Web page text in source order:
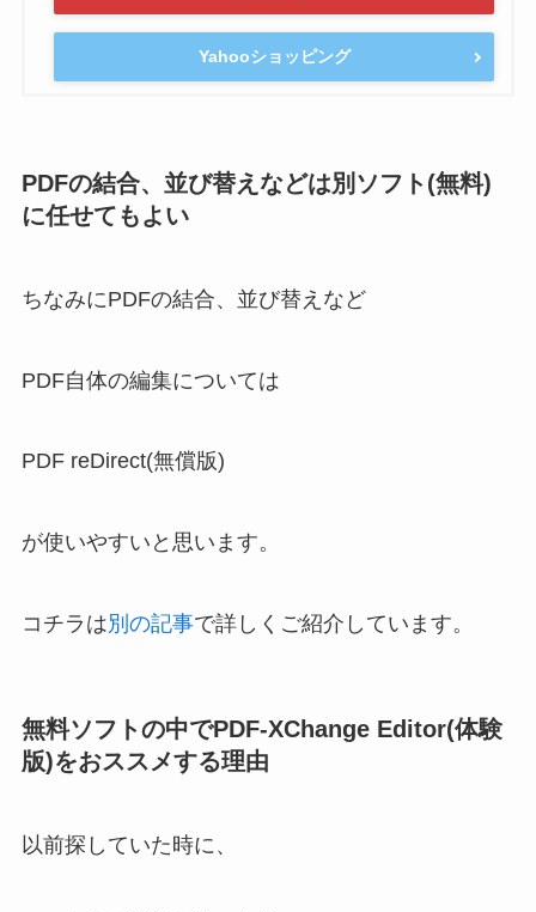
Yahooショッピング
PDFの結合、並び替えなどは別ソフト(無料)
に任せてもよい
ちなみにPDFの結合、並び替えなど
PDF自体の編集については
PDF reDirect(無償版)
が使いやすいと思います。
コチラは別の記事で詳しくご紹介しています。
無料ソフトの中でPDF-XChange Editor(体験
版)をおススメする理由
以前探していた時に、